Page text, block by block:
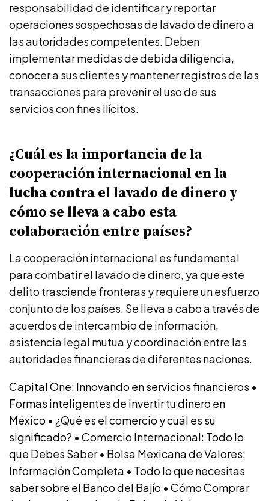
responsabilidad de identificar y reportar
operaciones sospechosas de lavado de dinero a
las autoridades competentes. Deben
implementar medidas de debida diligencia,
conocer a sus clientes y mantener registros de las
transacciones para prevenir el uso de sus
servicios con fines ilícitos.
¿Cuál es la importancia de la
cooperación internacional en la
lucha contra el lavado de dinero y
cómo se lleva a cabo esta
colaboración entre países?
La cooperación internacional es fundamental
para combatir el lavado de dinero, ya que este
delito trasciende fronteras y requiere un esfuerzo
conjunto de los países. Se lleva a cabo a través de
acuerdos de intercambio de información,
asistencia legal mutua y coordinación entre las
autoridades financieras de diferentes naciones.
Capital One: Innovando en servicios financieros •
Formas inteligentes de invertir tu dinero en
México • ¿Qué es el comercio y cuál es su
significado? • Comercio Internacional: Todo lo
que Debes Saber• Bolsa Mexicana de Valores:
Información Completa • Todo lo que necesitas
saber sobre el Banco del Bajío • Cómo Comprar